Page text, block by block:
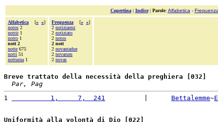
Copertina| Indice| Parole: Alfabetica -
Alfabetica [« »]
notos 2
notrir1
notro 1
nott 2
notte 675
notti 51
notturna 1
Frequenza [« »]
2 notiziarmi
2 notiziato
2 notos
2 nott
2 novantadue
2 novarum
2 novas
Breve trattato della necessità della preghiera [032]
Par, Pag
1
          1,     7,  241
Bettalemme~
Uniformità alla volontà di Dio [022]